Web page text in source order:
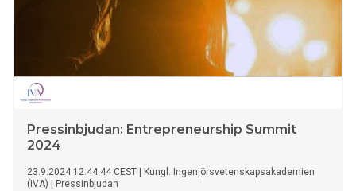
Pressinbjudan: Entrepreneurship Summit
2024
23.9.2024 12:44:44 CEST
Kungl. Ingenjörsvetenskapsakademien
(IVA)
Pressinbjudan